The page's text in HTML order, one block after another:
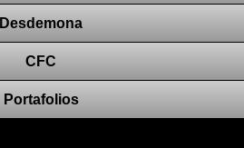
Desdemona
CFC
Portafolios